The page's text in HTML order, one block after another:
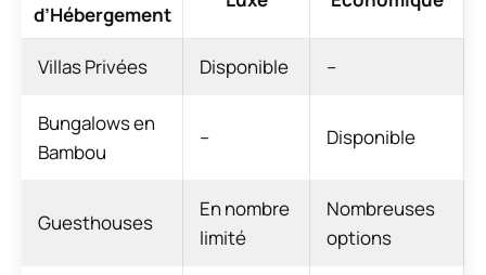
d’Hébergement
Villas Privées Disponible –
Bungalows en
Bambou
– Disponible
Guesthouses
En nombre
limité
Nombreuses
options